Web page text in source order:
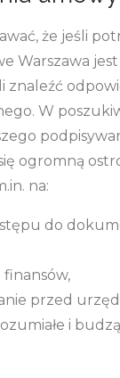
że jeśli
Warszawa
znaleźć
W
ogromną
na:
do
finansów,
przed
i